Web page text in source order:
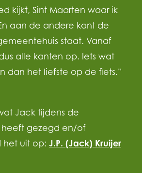
kijkt, Sint Maarten waar ik
aan de andere kant de
staat. Vanaf
alle kanten op. Iets wat
dan het liefste op de fiets.”
Jack tijdens de
gezegd en/of
het uit op: J.P. (Jack) Kruijer